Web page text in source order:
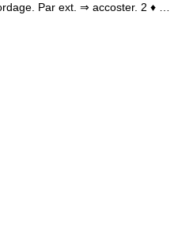
Par ext. ⇒ accoster. 2 ♦ …